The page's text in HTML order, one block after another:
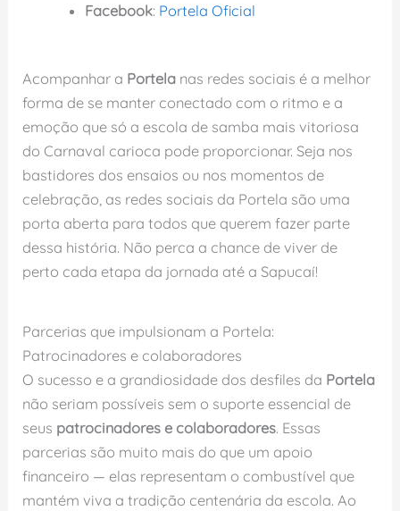
Facebook: Portela Oficial
Acompanhar a Portela nas redes sociais é a melhor
forma de se manter conectado com o ritmo e a
emoção que só a escola de samba mais vitoriosa
do Carnaval carioca pode proporcionar. Seja nos
bastidores dos ensaios ou nos momentos de
celebração, as redes sociais da Portela são uma
porta aberta para todos que querem fazer parte
dessa história. Não perca a chance de viver de
perto cada etapa da jornada até a Sapucaí!
Parcerias que impulsionam a Portela:
Patrocinadores e colaboradores
O sucesso e a grandiosidade dos desfiles da Portela
não seriam possíveis sem o suporte essencial de
seus patrocinadores e colaboradores. Essas
parcerias são muito mais do que um apoio
financeiro — elas representam o combustível que
mantém viva a tradição centenária da escola. Ao